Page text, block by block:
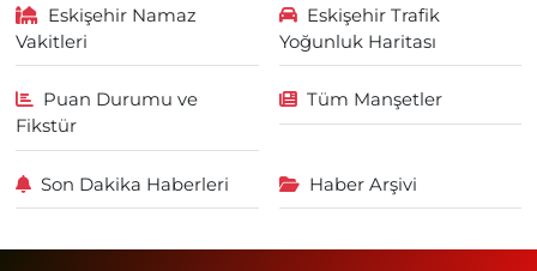
Eskişehir Namaz
Vakitleri
Eskişehir Trafik
Yoğunluk Haritası
Puan Durumu ve
Fikstür
Tüm Manşetler
Son Dakika Haberleri Haber Arşivi